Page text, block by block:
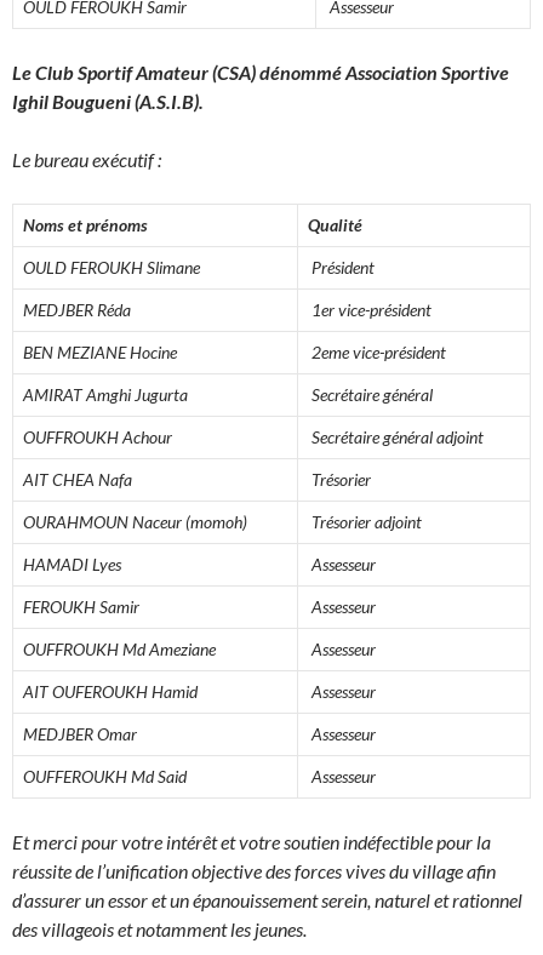
OULD FEROUKH Samir Assesseur
Le Club Sportif Amateur (CSA) dénommé Association Sportive
Ighil Bougueni (A.S.I.B).
Le bureau exécutif :
Noms et prénoms Qualité
OULD FEROUKH Slimane Président
MEDJBER Réda 1er vice-président
BEN MEZIANE Hocine 2eme vice-président
AMIRAT Amghi Jugurta Secrétaire général
OUFFROUKH Achour Secrétaire général adjoint
AIT CHEA Nafa Trésorier
OURAHMOUN Naceur (momoh) Trésorier adjoint
HAMADI Lyes Assesseur
FEROUKH Samir Assesseur
OUFFROUKH Md Ameziane Assesseur
AIT OUFEROUKH Hamid Assesseur
MEDJBER Omar Assesseur
OUFFEROUKH Md Said Assesseur
Et merci pour votre intérêt et votre soutien indéfectible pour la
réussite de l’unification objective des forces vives du village afin
d’assurer un essor et un épanouissement serein, naturel et rationnel
des villageois et notamment les jeunes.